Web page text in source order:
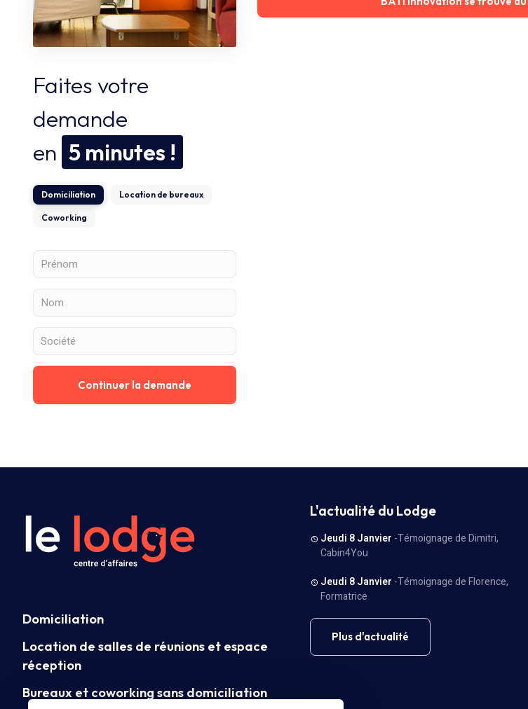
Faites votre
demande
en 5 minutes !
Domiciliation Location de bureaux
Coworking
Continuer la demande
Domiciliation
Location de salles de réunions et espace
réception
Bureaux et coworking sans domiciliation
L'actualité du Lodge
Jeudi 8 Janvier -Témoignage de Dimitri,
Cabin4You
Jeudi 8 Janvier -Témoignage de Florence,
Formatrice
Plus d'actualité